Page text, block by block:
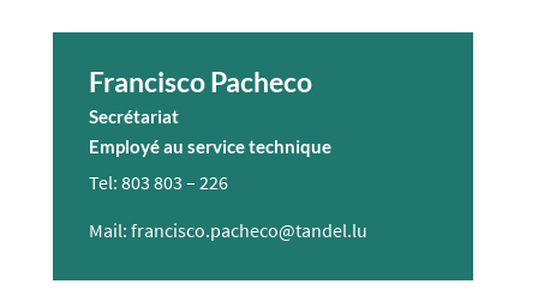
Francisco Pacheco
Secrétariat
Employé au service technique
Tel: 803 803 – 226​
Mail: francisco.pacheco@tandel.lu